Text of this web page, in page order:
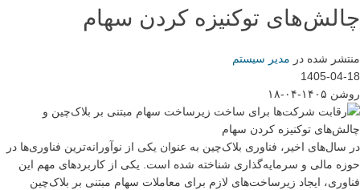
چالش‌های توکنیزه کردن سهام
منتشر شده در مدیر سیستم
1405-04-18
روشن ۱۴۰۵-۰۴-۱۸
در سال‌های اخیر، فناوری بلاک‌چین به عنوان یکی از نوآورانه‌ترین فناوری‌ها در
حوزه مالی و سرمایه‌گذاری شناخته شده است. یکی از کاربردهای مهم این
فناوری، ایجاد زیرساخت‌های لازم برای معاملات سهام مبتنی بر بلاک‌چین